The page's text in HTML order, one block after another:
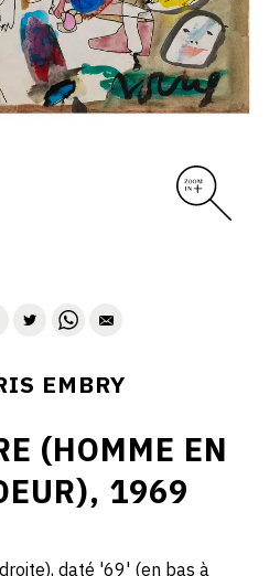
1964
1969
1974
1980
EMBRY
(HOMME EN
1969
daté '69' (en bas à